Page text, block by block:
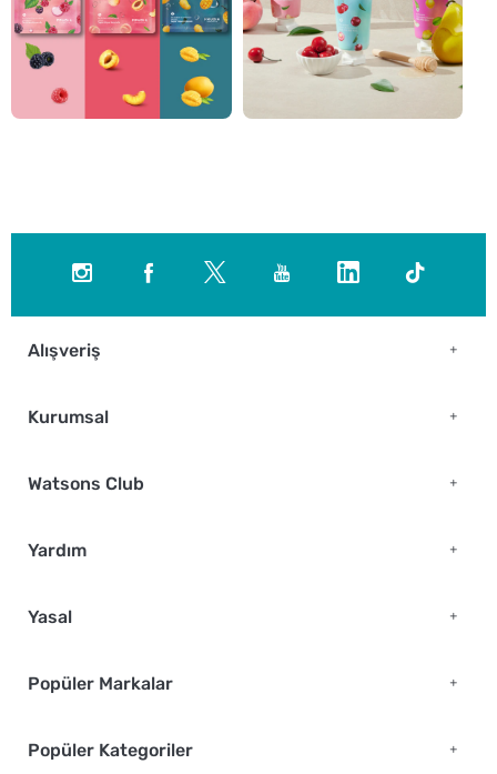
Alışveriş
Kurumsal
Watsons Club
Yardım
Yasal
Popüler Markalar
Popüler Kategoriler